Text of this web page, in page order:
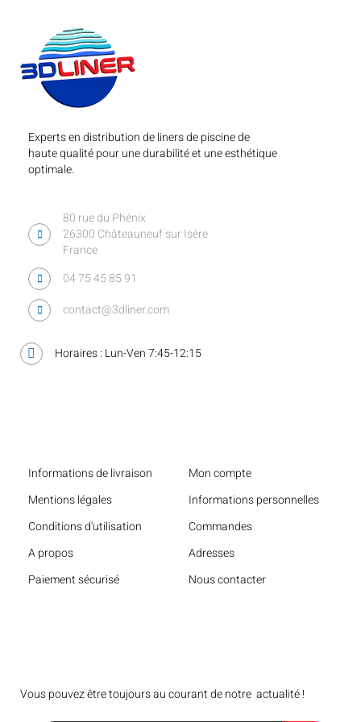
Experts en distribution de liners de piscine de
haute qualité pour une durabilité et une esthétique
optimale.
80 rue du Phénix
26300 Châteauneuf sur Isère
France
04 75 45 85 91
contact@3dliner.com
Horaires : Lun-Ven 7:45-12:15
Informations de livraison
Mentions légales
Conditions d'utilisation
A propos
Paiement sécurisé
Mon compte
Informations personnelles
Commandes
Adresses
Nous contacter
Vous pouvez être toujours au courant de notre actualité !